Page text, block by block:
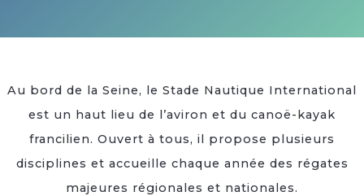
Au bord de la Seine, le Stade Nautique International
est un haut lieu de l’aviron et du canoë-kayak
francilien. Ouvert à tous, il propose plusieurs
disciplines et accueille chaque année des régates
majeures régionales et nationales.